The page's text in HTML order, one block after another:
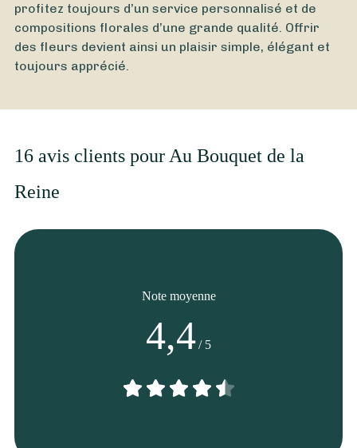
À partir de € -
profitez toujours d’un service personnalisé et de
compositions florales d’une grande qualité. Offrir
des fleurs devient ainsi un plaisir simple, élégant et
toujours apprécié.
16 avis clients pour Au Bouquet de la
Reine
Note moyenne
4,4/ 5